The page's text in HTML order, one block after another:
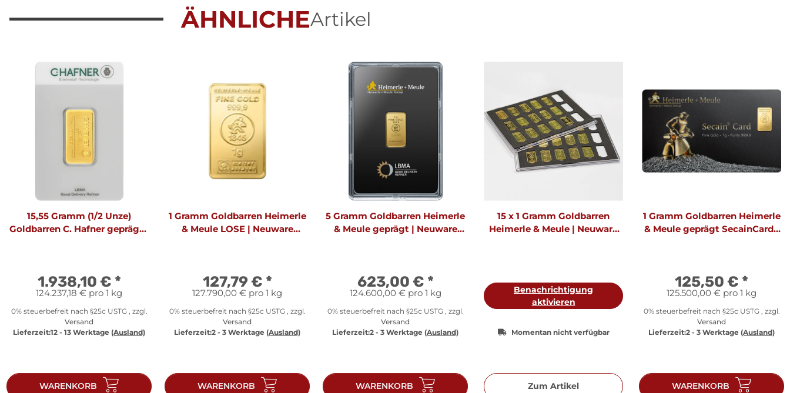
ÄHNLICHEArtikel
15,55 Gramm (1/2 Unze)
Goldbarren C. Hafner geprägt |
1.938,10 € *
124.237,18 € pro 1 kg
0% steuerbefreit nach §25c USTG , zzgl.
Versand
Lieferzeit:12 - 13 Werktage (Ausland)
WARENKORB
1 Gramm Goldbarren Heimerle
& Meule LOSE | Neuware
127,79 € *
127.790,00 € pro 1 kg
0% steuerbefreit nach §25c USTG , zzgl.
Versand
Lieferzeit:2 - 3 Werktage (Ausland)
WARENKORB
5 Gramm Goldbarren Heimerle
& Meule geprägt | Neuware
623,00 € *
124.600,00 € pro 1 kg
0% steuerbefreit nach §25c USTG , zzgl.
Versand
Lieferzeit:2 - 3 Werktage (Ausland)
WARENKORB
15 x 1 Gramm Goldbarren
Heimerle & Meule | Neuware
Benachrichtigung
aktivieren
Momentan nicht verfügbar
Zum Artikel
1 Gramm Goldbarren Heimerle
& Meule geprägt SecainCard |
125,50 € *
125.500,00 € pro 1 kg
0% steuerbefreit nach §25c USTG , zzgl.
Versand
Lieferzeit:2 - 3 Werktage (Ausland)
WARENKORB